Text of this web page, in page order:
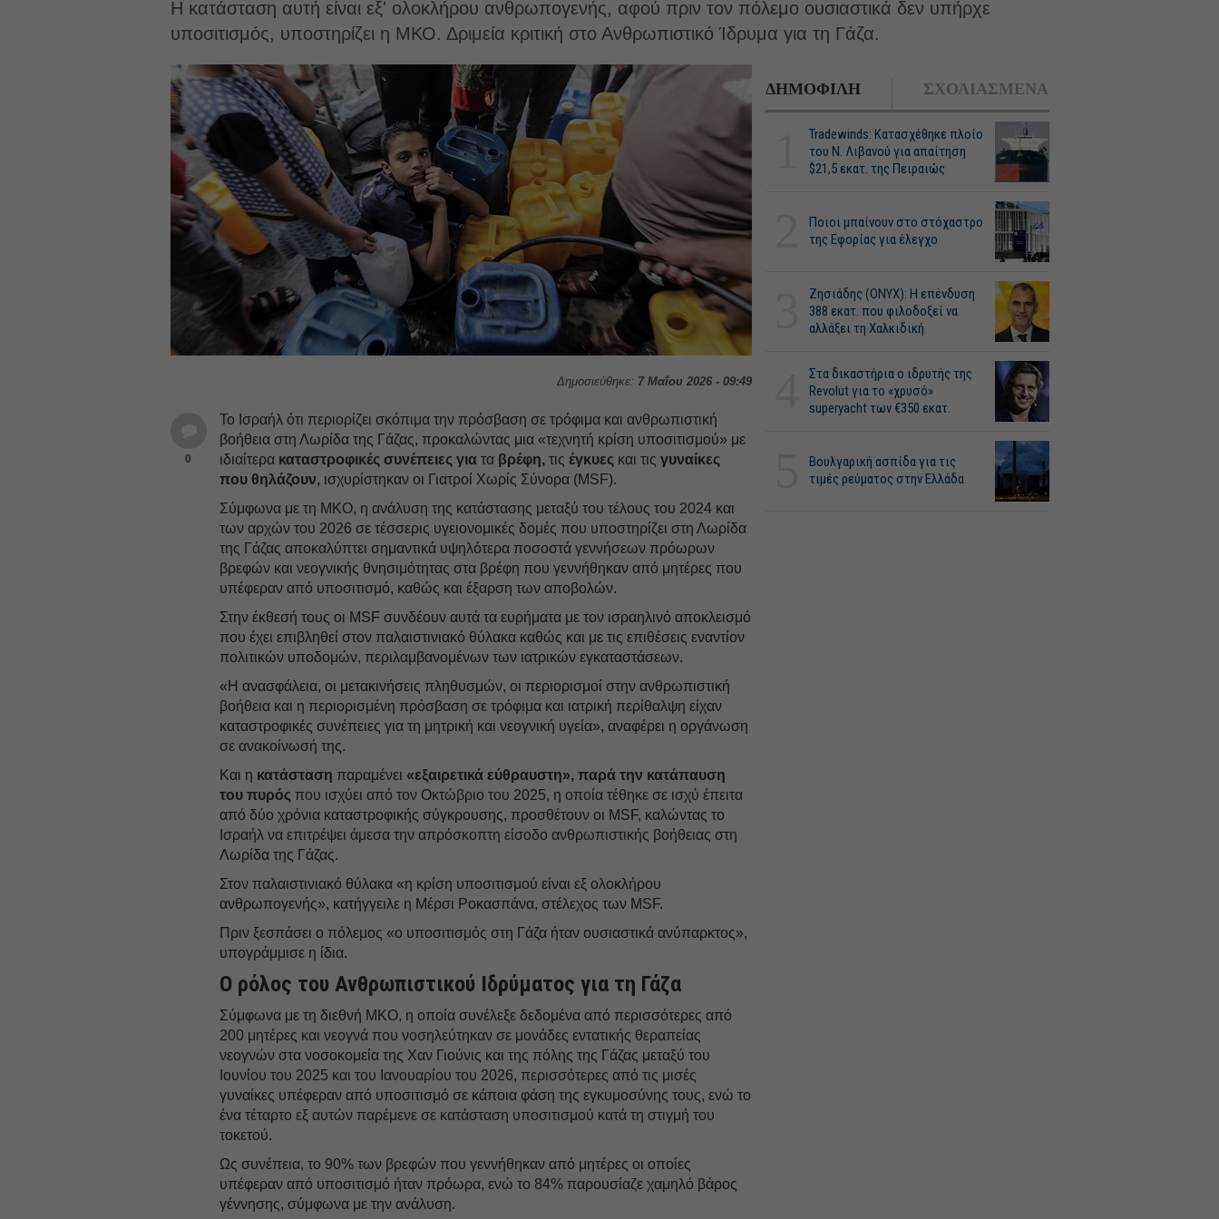
Η κατάσταση αυτή είναι εξ' ολοκλήρου ανθρωπογενής, αφού πριν τον πόλεμο ουσιαστικά δεν υπήρχε
υποσιτισμός, υποστηρίζει η ΜΚΟ. Δριμεία κριτική στο Ανθρωπιστικό Ίδρυμα για τη Γάζα.
Δημοσιεύθηκε: 7 Μαΐου 2026 - 09:49
0
Το Ισραήλ ότι περιορίζει σκόπιμα την πρόσβαση σε τρόφιμα και ανθρωπιστική
βοήθεια στη Λωρίδα της Γάζας, προκαλώντας μια «τεχνητή κρίση υποσιτισμού» με
ιδιαίτερα καταστροφικές συνέπειες γιατα βρέφη,τις έγκυες και τις γυναίκες
που θηλάζουν, ισχυρίστηκαν οι Γιατροί Χωρίς Σύνορα (MSF).
Σύμφωνα με τη ΜΚΟ, η ανάλυση της κατάστασης μεταξύ του τέλους του 2024 και
των αρχών του 2026 σε τέσσερις υγειονομικές δομές που υποστηρίζει στη Λωρίδα
της Γάζας αποκαλύπτει σημαντικά υψηλότερα ποσοστά γεννήσεων πρόωρων
βρεφών και νεογνικής θνησιμότητας στα βρέφη που γεννήθηκαν από μητέρες που
υπέφεραν από υποσιτισμό, καθώς και έξαρση των αποβολών.
Στην έκθεσή τους οι MSF συνδέουν αυτά τα ευρήματα με τον ισραηλινό αποκλεισμό
που έχει επιβληθεί στον παλαιστινιακό θύλακα καθώς και με τις επιθέσεις εναντίον
πολιτικών υποδομών, περιλαμβανομένων των ιατρικών εγκαταστάσεων.
«Η ανασφάλεια, οι μετακινήσεις πληθυσμών, οι περιορισμοί στην ανθρωπιστική
βοήθεια και η περιορισμένη πρόσβαση σε τρόφιμα και ιατρική περίθαλψη είχαν
καταστροφικές συνέπειες για τη μητρική και νεογνική υγεία», αναφέρει η οργάνωση
σε ανακοίνωσή της.
Και η κατάσταση παραμένει «εξαιρετικά εύθραυστη», παρά την κατάπαυση
του πυρός που ισχύει από τον Οκτώβριο του 2025, η οποία τέθηκε σε ισχύ έπειτα
από δύο χρόνια καταστροφικής σύγκρουσης, προσθέτουν οι MSF, καλώντας το
Ισραήλ να επιτρέψει άμεσα την απρόσκοπτη είσοδο ανθρωπιστικής βοήθειας στη
Λωρίδα της Γάζας.
Στον παλαιστινιακό θύλακα «η κρίση υποσιτισμού είναι εξ ολοκλήρου
ανθρωπογενής», κατήγγειλε η Μέρσι Ροκασπάνα, στέλεχος των MSF.
Πριν ξεσπάσει ο πόλεμος «ο υποσιτισμός στη Γάζα ήταν ουσιαστικά ανύπαρκτος»,
υπογράμμισε η ίδια.
Ο ρόλος του Ανθρωπιστικού Ιδρύματος για τη Γάζα
Σύμφωνα με τη διεθνή ΜΚΟ, η οποία συνέλεξε δεδομένα από περισσότερες από
200 μητέρες και νεογνά που νοσηλεύτηκαν σε μονάδες εντατικής θεραπείας
νεογνών στα νοσοκομεία της Χαν Γιούνις και της πόλης της Γάζας μεταξύ του
Ιουνίου του 2025 και του Ιανουαρίου του 2026, περισσότερες από τις μισές
γυναίκες υπέφεραν από υποσιτισμό σε κάποια φάση της εγκυμοσύνης τους, ενώ το
ένα τέταρτο εξ αυτών παρέμενε σε κατάσταση υποσιτισμού κατά τη στιγμή του
τοκετού.
Ως συνέπεια, το 90% των βρεφών που γεννήθηκαν από μητέρες οι οποίες
υπέφεραν από υποσιτισμό ήταν πρόωρα, ενώ το 84% παρουσίαζε χαμηλό βάρος
γέννησης, σύμφωνα με την ανάλυση.
ΔΗΜΟΦΙΛΗ ΣΧΟΛΙΑΣΜΕΝΑ
Tradewinds: Κατασχέθηκε πλοίο
του Ν. Λιβανού για απαίτηση
$21,5 εκατ. της Πειραιώς
Ποιοι μπαίνουν στο στόχαστρο
της Εφορίας για έλεγχο
Ζησιάδης (ONYX): Η επένδυση
388 εκατ. που φιλοδοξεί να
αλλάξει τη Χαλκιδική
Στα δικαστήρια ο ιδρυτής της
Revolut για το «χρυσό»
superyacht των €350 εκατ.
Βουλγαρική ασπίδα για τις
τιμές ρεύματος στην Ελλάδα